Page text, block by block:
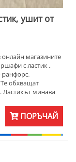
ушит от
онлайн магазините
с ластик .
ранфорс.
обхващат
Ластикът минава
ПОРЪЧАЙ